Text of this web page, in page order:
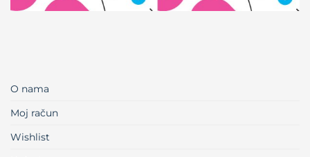
O nama
Moj račun
Wishlist